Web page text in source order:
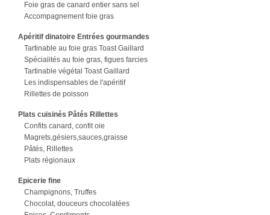
Foie gras de canard entier sans sel
Accompagnement foie gras
Apéritif dinatoire Entrées gourmandes
Tartinable au foie gras Toast Gaillard
Spécialités au foie gras, figues farcies
Tartinable végétal Toast Gaillard
Les indispensables de l'apéritif
Rillettes de poisson
Plats cuisinés Pâtés Rillettes
Confits canard, confit oie
Magrets,gésiers,sauces,graisse
Pâtés, Rillettes
Plats régionaux
Epicerie fine
Champignons, Truffes
Chocolat, douceurs chocolatées